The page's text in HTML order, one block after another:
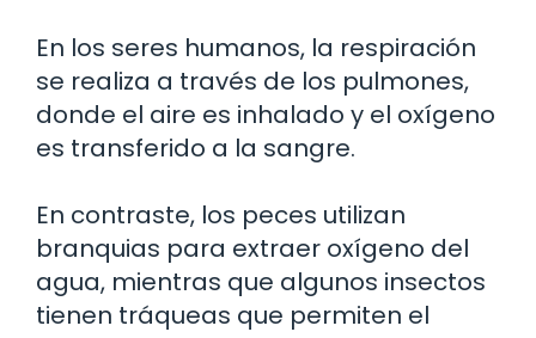
En los seres humanos, la respiración
se realiza a través de los pulmones,
donde el aire es inhalado y el oxígeno
es transferido a la sangre.
En contraste, los peces utilizan
branquias para extraer oxígeno del
agua, mientras que algunos insectos
tienen tráqueas que permiten el